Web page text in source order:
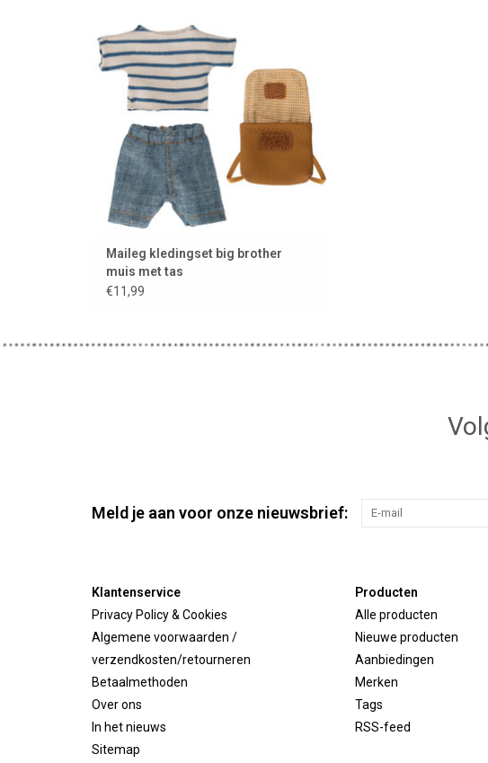
TOEVOEGEN AAN WINKELWAGEN
Maileg kledingset big brother
muis met tas
€11,99
Meld je aan voor onze nieuwsbrief:
Klantenservice
Privacy Policy & Cookies
Algemene voorwaarden /
verzendkosten/retourneren
Betaalmethoden
Over ons
In het nieuws
Sitemap
Producten
Alle producten
Nieuwe producten
Aanbiedingen
Merken
Tags
RSS-feed